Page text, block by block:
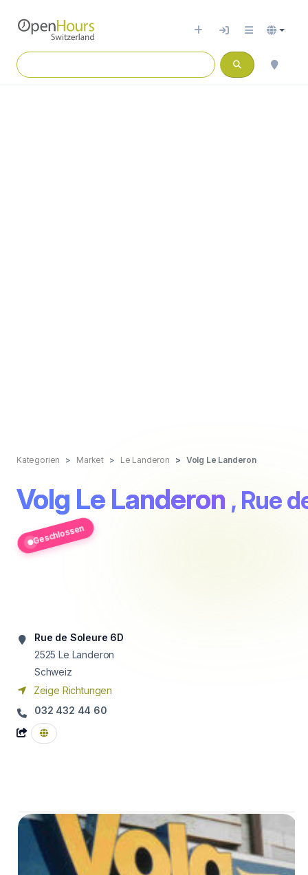
Kategorien Market Le Landeron Volg Le Landeron
Volg Le Landeron , Rue
Geschlossen
Rue de Soleure 6D
2525 Le Landeron
Schweiz
Zeige Richtungen
032 432 44 60